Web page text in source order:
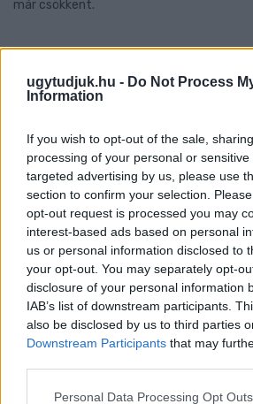
ugytudjuk.hu - Do Not Process
Information
If you wish to opt-out of the sale,
processing of your personal or
targeted advertising by us, please use
section to confirm your selection.
opt-out request is processed you may
interest-based ads based on personal
us or personal information disclosed to
your opt-out. You may separately opt-
disclosure of your personal information
IAB’s list of downstream participants.
also be disclosed by us to third parties
Downstream Participants that may
Please note that this website/app uses
Personal Data Processing Opt Outs
már csökkent.
KIVÁLÓ PROGRAM VÁR
GYŐRBEN